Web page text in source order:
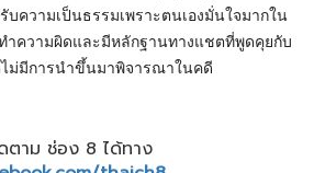
บความเป็นธรรมเพราะตนเองมั่นใจมากใน
ำความผิดและมีหลักฐานทางแชตที่พูดคุยกับ
ไม่มีการนำขึ้นมาพิจารณาในคดี
ตาม ช่อง 8 ได้ทาง